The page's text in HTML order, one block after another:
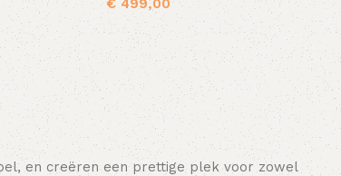
Toevoegen aan winkelwagen
€ 499,00
Toevoegen aan winkelwagen
en creëren een prettige plek voor zowel